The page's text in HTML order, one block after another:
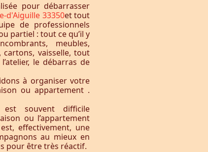
pour débarrasser
d'Aiguille 33350et tout
de professionnels
partiel : tout ce qu’il y
meubles,
cartons, vaisselle, tout
le débarras de
à organiser votre
ou appartement .
souvent difficile
ou l’appartement
est, effectivement, une
au mieux en
pour être très réactif.